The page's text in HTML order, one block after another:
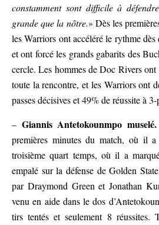
constamment sont difficile à
grande que la nôtre.» Dès les
les Warriors ont accéléré le rythme
et ont forcé les grands gabarits des
cercle. Les hommes de Doc Rivers ont
toute la rencontre, et les Warriors ont
passes décisives et 49% de réussite à
– Giannis Antetokounmpo
premières minutes du match, où il
troisième quart temps, où il a
empalé sur la défense de Golden
par Draymond Green et Jonathan
venu en aide dans le dos
tirs tentés et seulement 8 réussites.